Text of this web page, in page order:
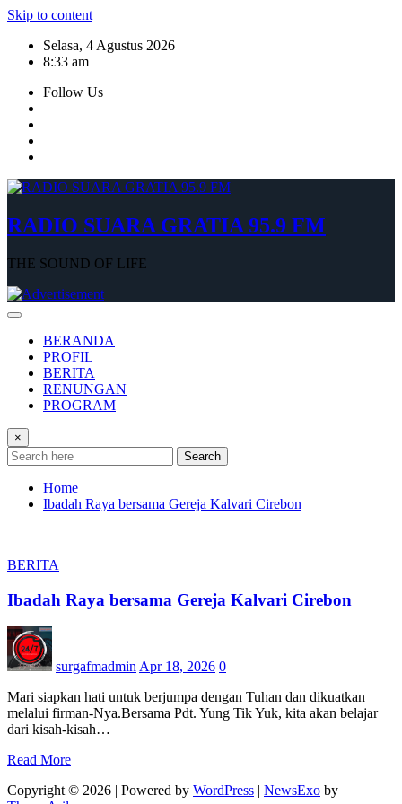
Skip to content
Selasa, 4 Agustus 2026
8:33 am
Follow Us
RADIO SUARA GRATIA 95.9 FM
THE SOUND OF LIFE
BERANDA
PROFIL
BERITA
RENUNGAN
PROGRAM
×
Search
Home
Ibadah Raya bersama Gereja Kalvari Cirebon
BERITA
Ibadah Raya bersama Gereja Kalvari Cirebon
surgafmadmin Apr 18, 2026 0
Mari siapkan hati untuk berjumpa dengan Tuhan dan dikuatkan
melalui firman-Nya.Bersama Pdt. Yung Tik Yuk, kita akan belajar
dari kisah-kisah…
Read More
Copyright © 2026 | Powered by WordPress | NewsExo by